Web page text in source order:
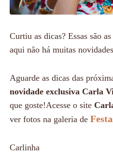
Curtiu as dicas? Essas são
aqui não há muitas
Aguarde as dicas das
novidade exclusiva Carla
que goste!Acesse o site
ver fotos na galeria de
Carlinha